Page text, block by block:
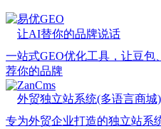
易优GEO
让AI替你的品牌说话
一站式GEO优化工具，让豆包
荐你的品牌
ZanCms
外贸独立站系统(多语言商城)
专为外贸企业打造的独立站系